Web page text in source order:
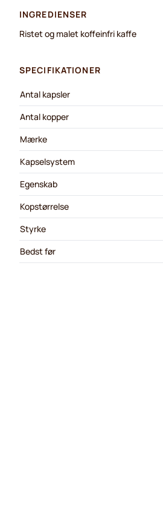
INGREDIENSER
Ristet og malet koffeinfri kaffe
SPECIFIKATIONER
Antal kapsler
Antal kopper
Mærke
Kapselsystem
Egenskab
Kopstørrelse
Styrke
Bedst før